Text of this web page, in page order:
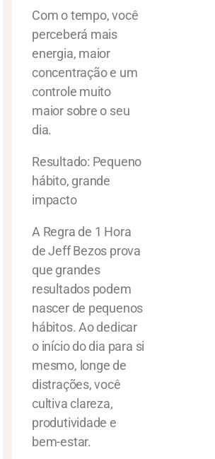
Com o tempo, você
perceberá mais
energia, maior
concentração e um
controle muito
maior sobre o seu
dia.
Resultado: Pequeno
hábito, grande
impacto
A Regra de 1 Hora
de Jeff Bezos prova
que grandes
resultados podem
nascer de pequenos
hábitos. Ao dedicar
o início do dia para si
mesmo, longe de
distrações, você
cultiva clareza,
produtividade e
bem-estar.